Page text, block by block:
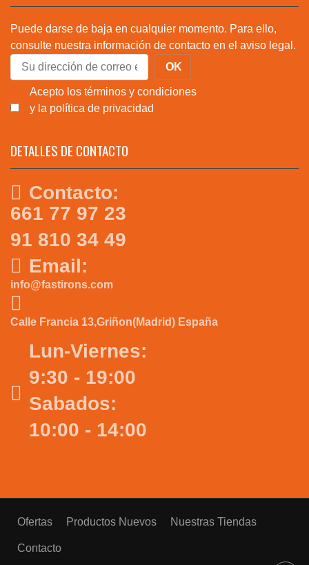
Puede darse de baja en cualquier momento. Para ello,
consulte nuestra información de contacto en el aviso legal.
Acepto los términos y condiciones
y la política de privacidad
DETALLES DE CONTACTO
Contacto:
661 77 97 23
91 810 34 49
Email:
info@fastirons.com
Calle Francia 13,Griñon(Madrid) España
Lun-Viernes:
9:30 - 19:00
Sabados:
10:00 - 14:00
Ofertas Productos Nuevos Nuestras Tiendas
Contacto